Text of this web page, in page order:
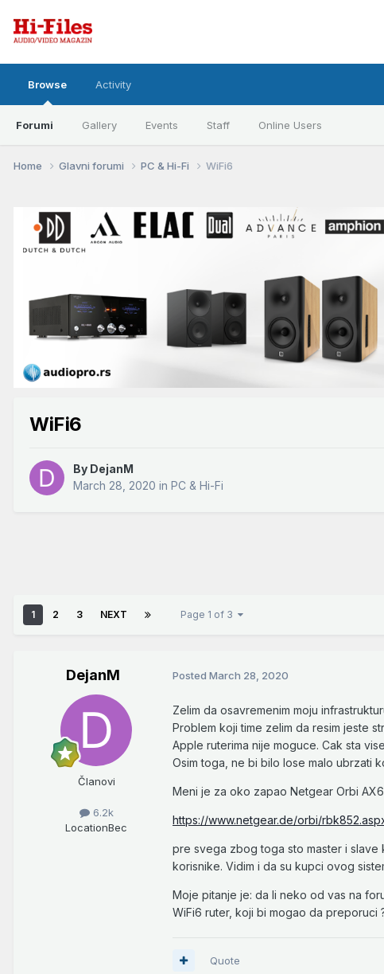
Browse
Forumi Gallery Events Staff Online Users
Activity
Home Glavni forumi PC & Hi-Fi WiFi6
WiFi6
By DejanM
March 28, 2020 in PC & Hi-Fi
1 2 3 NEXT Page 1 of 3
DejanM
Članovi
6.2k
LocationBec
Posted March 28, 2020
Zelim da osavremenim moju
Problem koji time zelim da resim jeste
Apple ruterima nije moguce. Cak sta
Osim toga, ne bi bilo lose malo ubrzati
Meni je za oko zapao Netgear Orbi
https://www.netgear.de/orbi/
pre svega zbog toga sto master i
korisnike. Vidim i da su kupci ovog
Moje pitanje je: da li neko od vas na
WiFi6 ruter, koji bi mogao da preporuci
Quote